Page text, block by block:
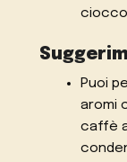
Puoi
aromi
caffè